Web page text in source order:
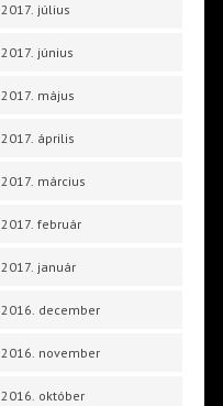
2017. július
2017. június
2017. május
2017. április
2017. március
2017. február
2017. január
2016. december
2016. november
2016. október